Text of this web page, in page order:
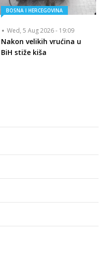
BOSNA I HERCEGOVINA
Wed, 5 Aug 2026 - 19:09
Nakon velikih vrućina u
BiH stiže kiša